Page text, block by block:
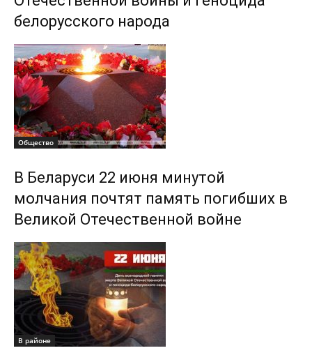
белорусского народа
Общество
В Беларуси 22 июня минутой
молчания почтят память погибших в
Великой Отечественной войне
В районе